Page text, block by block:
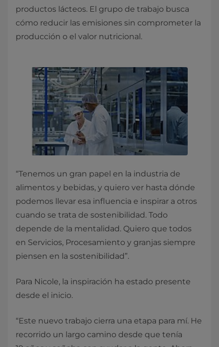
productos lácteos. El grupo de trabajo busca
cómo reducir las emisiones sin comprometer la
producción o el valor nutricional.
“Tenemos un gran papel en la industria de
alimentos y bebidas, y quiero ver hasta dónde
podemos llevar esa influencia e inspirar a otros
cuando se trata de sostenibilidad. Todo
depende de la mentalidad. Quiero que todos
en Servicios, Procesamiento y granjas siempre
piensen en la sostenibilidad”.
Para Nicole, la inspiración ha estado presente
desde el inicio.
“Este nuevo trabajo cierra una etapa para mí. He
recorrido un largo camino desde que tenía